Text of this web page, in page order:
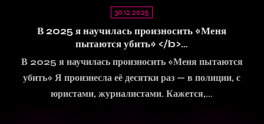
30.12.2025
В 2025 я научилась произносить «Меня
пытаются убить» </b>…
В 2025 я научилась произносить «Меня пытаются
убить» Я произнесла её десятки раз — в полиции, с
юристами, журналистами. Кажется,…